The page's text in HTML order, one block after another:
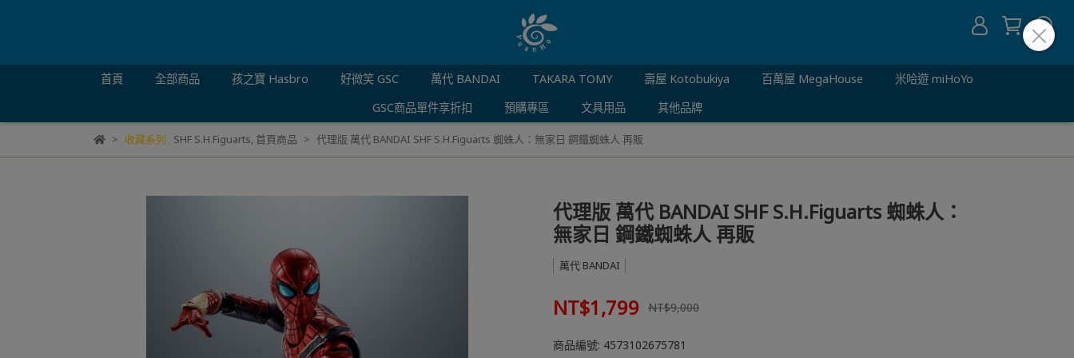
首頁 全部商品 孩之寶 Hasbro 好微笑 GSC 萬代 BANDAI TAKARA TOMY 壽屋 Kotobukiya 百萬屋 MegaHouse
米哈遊 miHoYo
GSC商品單件享折扣
預購專區 文具用品 其他品牌
收藏系列 , SHF S.H.Figuarts, 首頁商品 代理版 萬代 BANDAI SHF S.H.Figuarts 蜘蛛人：無家日 鋼鐵蜘蛛人 再販
代理版 萬代 BANDAI SHF S.H.Figuarts 蜘蛛人：
無家日 鋼鐵蜘蛛人 再販
萬代 BANDAI
NT$1,799 NT$9,000
商品編號: 4573102675781